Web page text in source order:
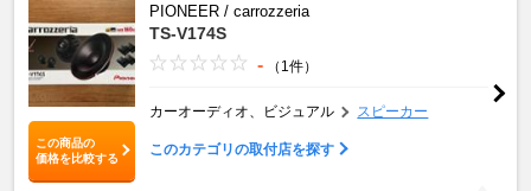
この商品の
価格を比較する
PIONEER / carrozzeria
TS-V174S
- （1件）
カーオーディオ、ビジュアル スピーカー
このカテゴリの取付店を探す